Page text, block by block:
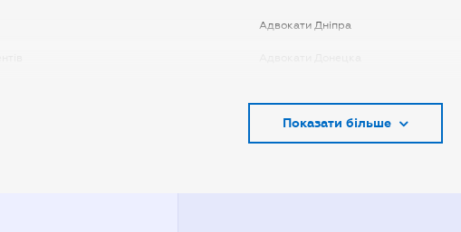
Адвокати Дніпра
Адвокати Києва
Показати більше